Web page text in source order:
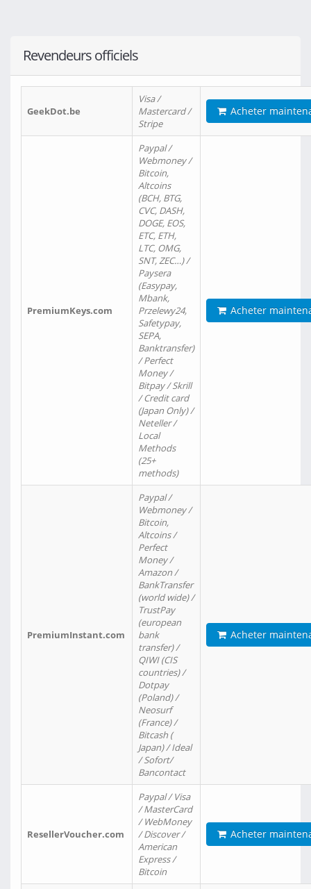
Revendeurs officiels
GeekDot.be
Visa /
Mastercard /
Stripe
Acheter
PremiumKeys.com
Paypal /
Webmoney /
Bitcoin,
Altcoins
(BCH, BTG,
CVC, DASH,
DOGE, EOS,
ETC, ETH,
LTC, OMG,
SNT, ZEC…) /
Paysera
(Easypay,
Mbank,
Przelewy24,
Safetypay,
SEPA,
Banktransfer)
/ Perfect
Money /
Bitpay / Skrill
/ Credit card
(Japan Only) /
Neteller /
Local
Methods
(25+
methods)
Acheter
PremiumInstant.com
Paypal /
Webmoney /
Bitcoin,
Altcoins /
Perfect
Money /
Amazon /
BankTransfer
(world wide) /
TrustPay
(european
bank
transfer) /
QIWI (CIS
countries) /
Dotpay
(Poland) /
Neosurf
(France) /
Bitcash (
Japan) / Ideal
/ Sofort/
Bancontact
Acheter
ResellerVoucher.com
Paypal / Visa
/ MasterCard
/ WebMoney
/ Discover /
American
Express /
Bitcoin
Acheter